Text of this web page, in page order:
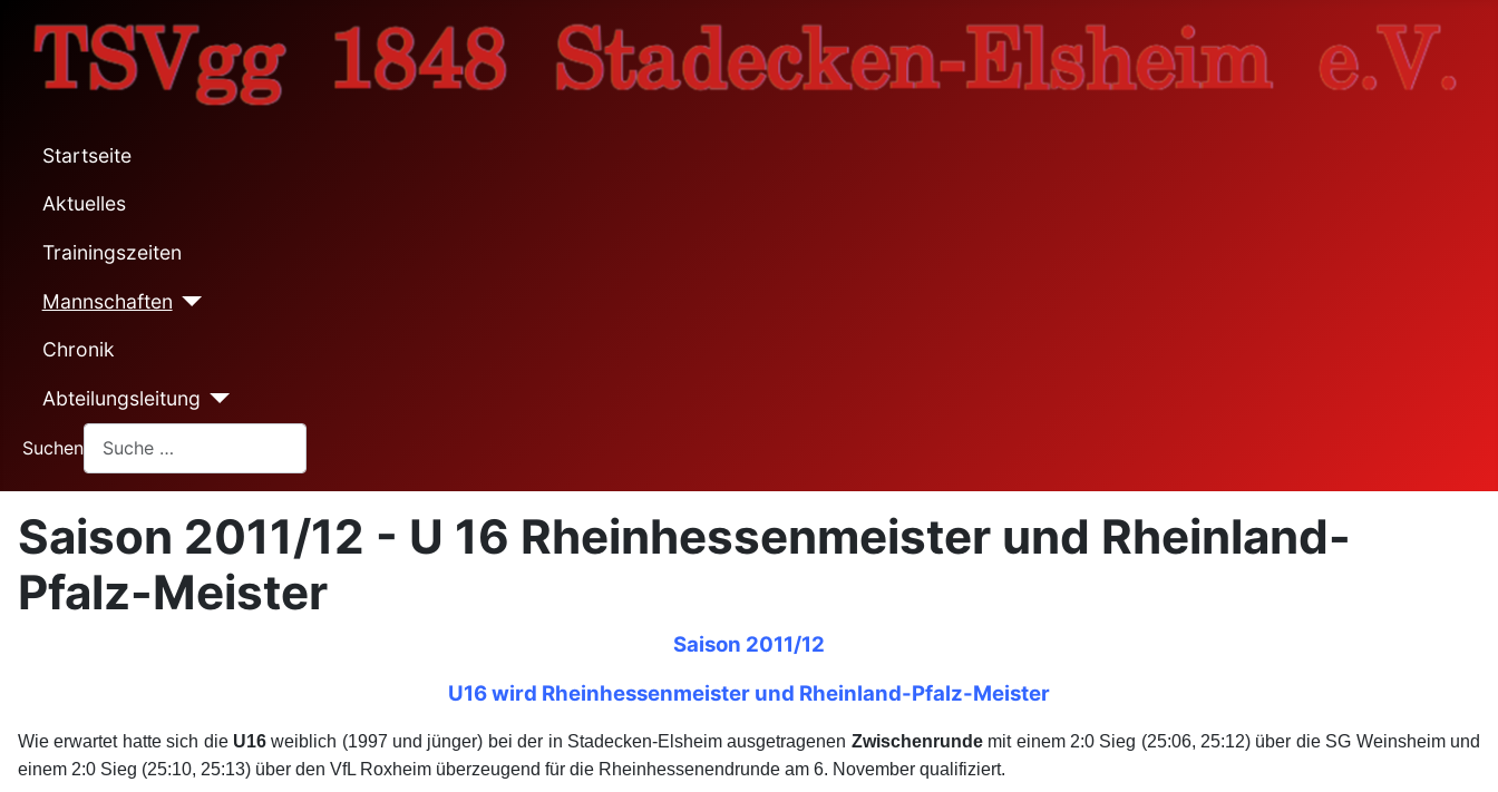
Startseite
Aktuelles
Trainingszeiten
Mannschaften
Chronik
Abteilungsleitung
Suchen
Saison 2011/12 - U 16 Rheinhessenmeister und Rheinland-
Pfalz-Meister
Saison 2011/12
U16 wird Rheinhessenmeister und Rheinland-Pfalz-Meister
Wie erwartet hatte sich die U16weiblich (1997 und jünger) bei der in Stadecken-Elsheim ausgetragenen Zwischenrundemit einem 2:0 Sieg (25:06, 25:12) über die SG Weinsheim und
einem 2:0 Sieg (25:10, 25:13) über den VfL Roxheim überzeugend für die Rheinhessenendrunde am 6. November qualifiziert.